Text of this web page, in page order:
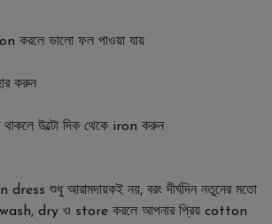
করলে ভালো ফল পাওয়া যায়
করুন
থাকলে উল্টো দিক থেকে iron করুন
শুধু আরামদায়কই নয়, বরং দীর্ঘদিন নতুনের মতো
wash, dry ও store করলে আপনার প্রিয় cotton